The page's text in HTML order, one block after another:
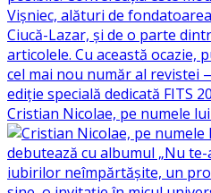
Cristian Nicolae, pe numele